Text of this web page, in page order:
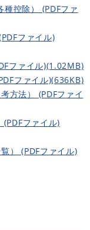
控除） (PDFファ
ファイル)
ファイル)(1.02MB)
ファイル)(636KB)
方法） (PDFファイ
ファイル)
） (PDFファイル)